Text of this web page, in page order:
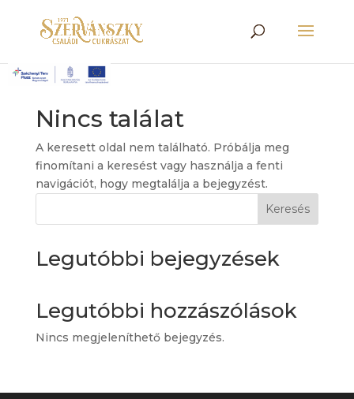
Nincs találat
A keresett oldal nem található. Próbálja meg
finomítani a keresést vagy használja a fenti
navigációt, hogy megtalálja a bejegyzést.
Keresés
Legutóbbi bejegyzések
Legutóbbi hozzászólások
Nincs megjeleníthető bejegyzés.